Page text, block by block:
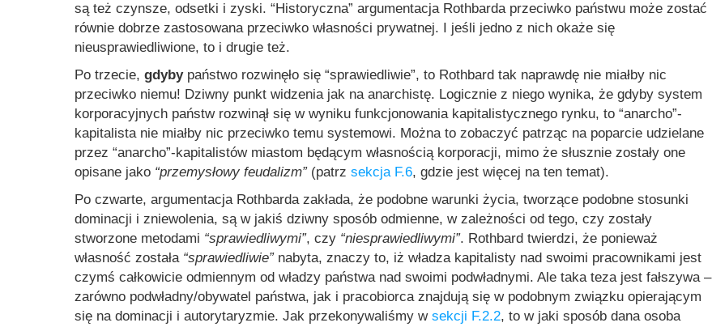
są też czynsze, odsetki i zyski. “Historyczna” argumentacja Rothbarda przeciwko państwu może zostać
równie dobrze zastosowana przeciwko własności prywatnej. I jeśli jedno z nich okaże się
nieusprawiedliwione, to i drugie też.
Po trzecie, gdybypaństwo rozwinęło się “sprawiedliwie”, to Rothbard tak naprawdę nie miałby nic
przeciwko niemu! Dziwny punkt widzenia jak na anarchistę. Logicznie z niego wynika, że gdyby system
korporacyjnych państw rozwinął się w wyniku funkcjonowania kapitalistycznego rynku, to “anarcho”-
kapitalista nie miałby nic przeciwko temu systemowi. Można to zobaczyć patrząc na poparcie udzielane
przez “anarcho”-kapitalistów miastom będącym własnością korporacji, mimo że słusznie zostały one
opisane jako “przemysłowy feudalizm”(patrz sekcja F.6, gdzie jest więcej na ten temat).
Po czwarte, argumentacja Rothbarda zakłada, że podobne warunki życia, tworzące podobne stosunki
dominacji i zniewolenia, są w jakiś dziwny sposób odmienne, w zależności od tego, czy zostały
stworzone metodami “sprawiedliwymi”, czy “niesprawiedliwymi”. Rothbard twierdzi, że ponieważ
własność została “sprawiedliwie”nabyta, znaczy to, iż władza kapitalisty nad swoimi pracownikami jest
czymś całkowicie odmiennym od władzy państwa nad swoimi podwładnymi. Ale taka teza jest fałszywa –
zarówno podwładny/obywatel państwa, jak i pracobiorca znajdują się w podobnym związku opierającym
się na dominacji i autorytaryzmie. Jak przekonywaliśmy w sekcji F.2.2, to w jaki sposób dana osoba